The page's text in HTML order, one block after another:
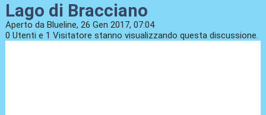
Lago di Bracciano
Aperto da Blueline, 26 Gen 2017, 07:04
0 Utenti e 1 Visitatore stanno visualizzando questa discussione.